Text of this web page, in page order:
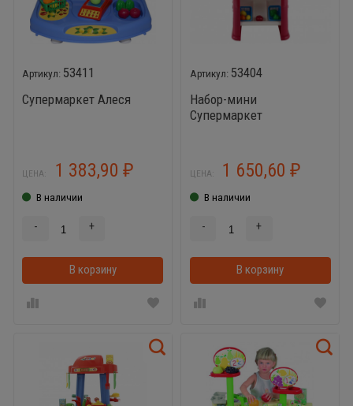
53411
Супермаркет Алеся
ЦЕНА: 1 383,90 ₽
В наличии
- +
В корзину
53404
Набор-мини
Супермаркет
ЦЕНА: 1 650,60₽
В наличии
- +
В корзину